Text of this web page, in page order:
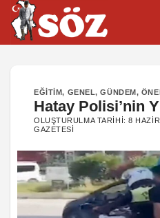
İçeriğe
atla
EĞITIM, GENEL,GÜNDEM,
Hatay Polisi’nin
OLUŞTURULMA TARIHI:8
GAZETESI